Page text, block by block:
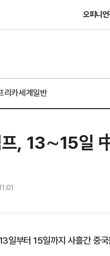
오피니언
리카세계일반
, 13∼15일
일부터 15일까지 사흘간 중